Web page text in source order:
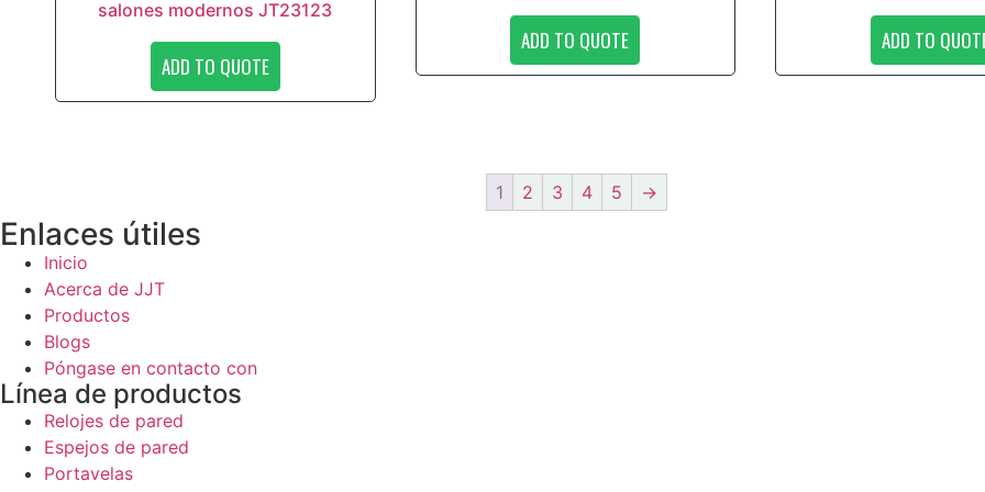
salones modernos JT23123
ADD TO QUOTE
ADD TO QUOTE ADD TO
1 2 3 4 5 →
Enlaces útiles
Inicio
Acerca de JJT
Productos
Blogs
Póngase en contacto con
Línea de productos
Relojes de pared
Espejos de pared
Portavelas